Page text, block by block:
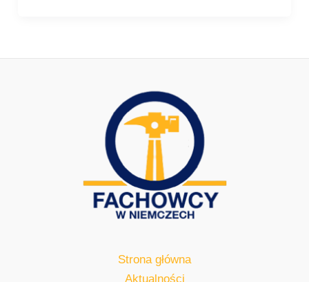
Strona główna
Aktualności